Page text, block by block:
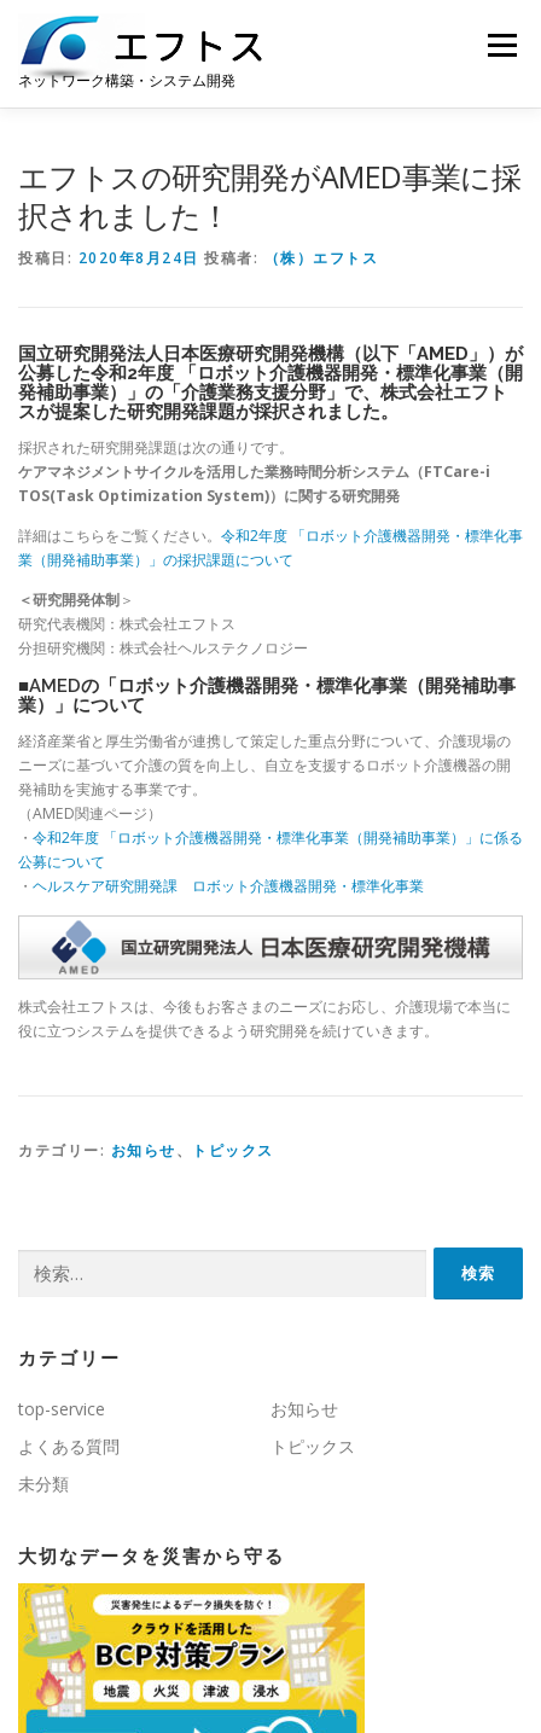
コンテンツへスキップ
ネットワーク構築・システム開発
メニュー
エフトスの研究開発がAMED事業に採
択されました！
投稿日: 2020年8月24日 投稿者: （株）エフトス
国立研究開発法人日本医療研究開発機構（以下「AMED」）が
公募した令和2年度 「ロボット介護機器開発・標準化事業（開
発補助事業）」の「介護業務支援分野」で、株式会社エフト
スが提案した研究開発課題が採択されました。
採択された研究開発課題は次の通りです。
ケアマネジメントサイクルを活用した業務時間分析システム（FTCare-i
TOS(Task Optimization System)）に関する研究開発
詳細はこちらをご覧ください。 令和2年度 「ロボット介護機器開発・標準化事
業（開発補助事業）」の採択課題について
＜研究開発体制＞
研究代表機関：株式会社エフトス
分担研究機関：株式会社ヘルステクノロジー
■AMEDの「ロボット介護機器開発・標準化事業（開発補助事
業）」について
経済産業省と厚生労働省が連携して策定した重点分野について、介護現場の
ニーズに基づいて介護の質を向上し、自立を支援するロボット介護機器の開
発補助を実施する事業です。
（AMED関連ページ）
・ 令和2年度 「ロボット介護機器開発・標準化事業（開発補助事業）」に係る
公募について
・ ヘルスケア研究開発課 ロボット介護機器開発・標準化事業
株式会社エフトスは、今後もお客さまのニーズにお応し、介護現場で本当に
役に立つシステムを提供できるよう研究開発を続けていきます。
カテゴリー: お知らせ、 トピックス
検索:
カテゴリー
top-service
お知らせ
よくある質問
トピックス
未分類
大切なデータを災害から守る